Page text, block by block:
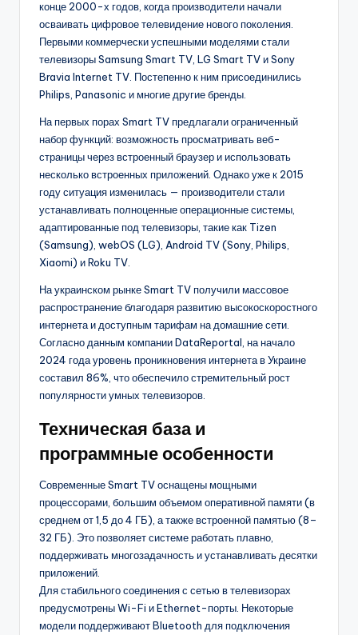
конце 2000-х годов, когда производители начали
осваивать цифровое телевидение нового поколения.
Первыми коммерчески успешными моделями стали
телевизоры Samsung Smart TV, LG Smart TV и Sony
Bravia Internet TV. Постепенно к ним присоединились
Philips, Panasonic и многие другие бренды.
На первых порах Smart TV предлагали ограниченный
набор функций: возможность просматривать веб-
страницы через встроенный браузер и использовать
несколько встроенных приложений. Однако уже к 2015
году ситуация изменилась — производители стали
устанавливать полноценные операционные системы,
адаптированные под телевизоры, такие как Tizen
(Samsung), webOS (LG), Android TV (Sony, Philips,
Xiaomi) и Roku TV.
На украинском рынке Smart TV получили массовое
распространение благодаря развитию высокоскоростного
интернета и доступным тарифам на домашние сети.
Согласно данным компании DataReportal, на начало
2024 года уровень проникновения интернета в Украине
составил 86%, что обеспечило стремительный рост
популярности умных телевизоров.
Техническая база и
программные особенности
Современные Smart TV оснащены мощными
процессорами, большим объемом оперативной памяти (в
среднем от 1,5 до 4 ГБ), а также встроенной памятью (8–
32 ГБ). Это позволяет системе работать плавно,
поддерживать многозадачность и устанавливать десятки
приложений.
Для стабильного соединения с сетью в телевизорах
предусмотрены Wi-Fi и Ethernet-порты. Некоторые
модели поддерживают Bluetooth для подключения